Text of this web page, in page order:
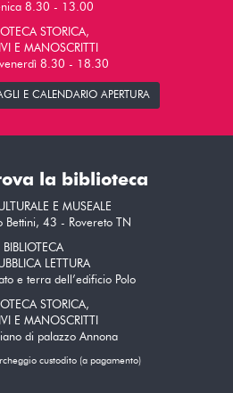
8.30 - 13.00
STORICA,
E MANOSCRITTI
venerdì 8.30 - 18.30
E CALENDARIO APERTURA
la biblioteca
E MUSEALE
Bettini, 43 - Rovereto TN
BIBLIOTECA
LETTURA
e terra dell’edificio Polo
STORICA,
E MANOSCRITTI
di palazzo Annona
custodito (a pagamento)